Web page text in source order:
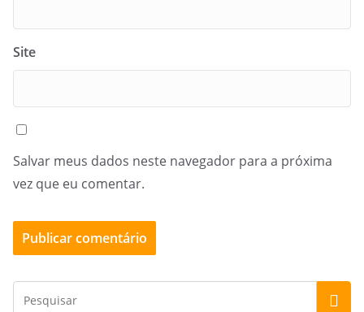
Site
Salvar meus dados neste navegador para a próxima
vez que eu comentar.